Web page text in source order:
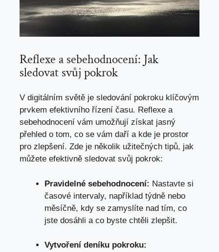
Reflexe a sebehodnocení: Jak
sledovat svůj pokrok
V digitálním světě je sledování pokroku klíčovým
prvkem efektivního řízení času. Reflexe a
sebehodnocení vám umožňují získat jasný
přehled o tom, co se vám daří a kde je prostor
pro zlepšení. Zde je několik užitečných tipů, jak
můžete efektivně sledovat svůj pokrok:
Pravidelné sebehodnocení: Nastavte si
časové intervaly, například týdně nebo
měsíčně, kdy se zamyslíte nad tím, co
jste dosáhli a co byste chtěli zlepšit.
Vytvoření deníku pokroku: